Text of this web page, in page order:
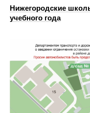
Нижегородские
учебного года